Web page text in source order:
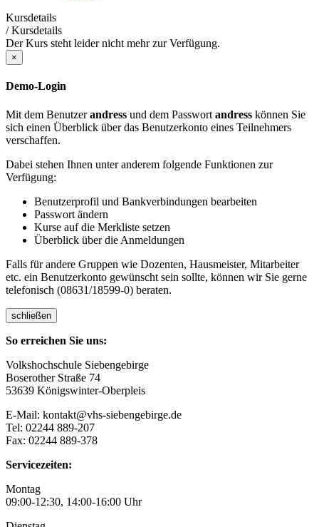
Kursdetails
/Kursdetails
Der Kurs steht leider nicht mehr zur Verfügung.
×
Demo-Login
Mit dem Benutzerandress und dem Passwort andress können Sie
sich einen Überblick über das Benutzerkonto eines Teilnehmers
verschaffen.
Dabei stehen Ihnen unter anderem folgende Funktionen zur
Verfügung:
Benutzerprofil und Bankverbindungen bearbeiten
Passwort ändern
Kurse auf die Merkliste setzen
Überblick über die Anmeldungen
Falls für andere Gruppen wie Dozenten, Hausmeister, Mitarbeiter
etc. ein Benutzerkonto gewünscht sein sollte, können wir Sie gerne
telefonisch (08631/18599-0) beraten.
schließen
So erreichen Sie uns:
Volkshochschule Siebengebirge
Boserother Straße 74
53639 Königswinter-Oberpleis
E-Mail: kontakt@vhs-siebengebirge.de
Tel: 02244 889-207
Fax: 02244 889-378
Servicezeiten:
Montag
09:00-12:30, 14:00-16:00 Uhr